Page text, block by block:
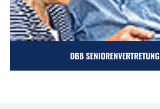
DBB SENIORENVERTRETUNG